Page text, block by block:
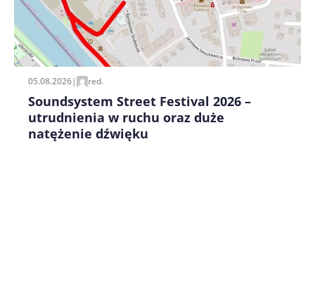
Zapamiętaj moje dane w tej przeglądarce podczas
pisania kolejnych komentarzy.
05.08.2026| red.
Soundsystem Street Festival 2026 –
utrudnienia w ruchu oraz duże
natężenie dźwięku